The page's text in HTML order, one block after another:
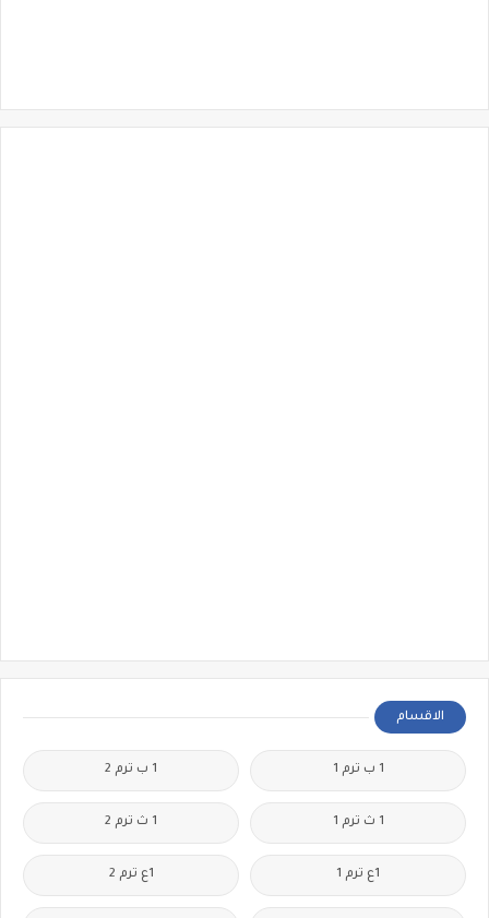
الاقسام
1 ب ترم 1 1 ب ترم 2
1 ث ترم 1 1 ث ترم 2
1ع ترم 1 1ع ترم 2